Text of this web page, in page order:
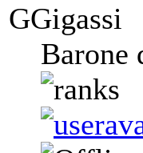
GGigassi
Barone